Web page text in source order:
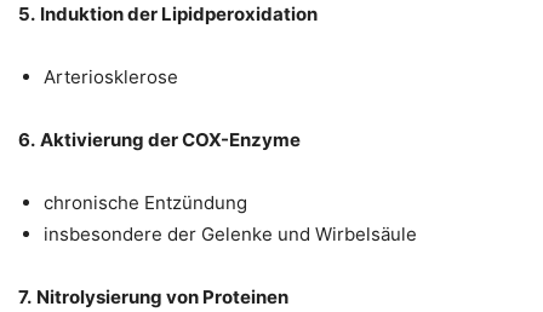
5. Induktion der Lipidperoxidation
Arteriosklerose
6. Aktivierung der COX-Enzyme
chronische Entzündung
insbesondere der Gelenke und Wirbelsäule
7. Nitrolysierung von Proteinen